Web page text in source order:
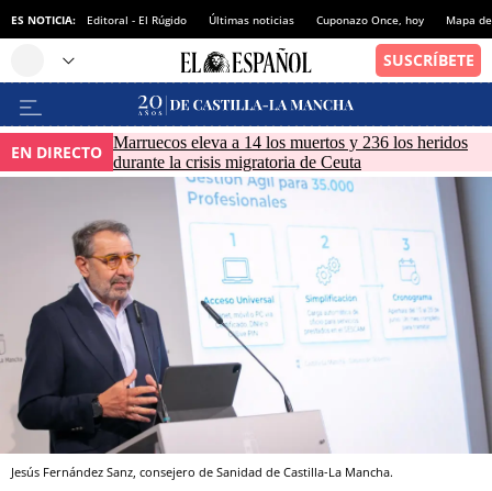
ES NOTICIA: Editoral - El Rúgido Últimas noticias Cuponazo Once, hoy Mapa
EN DIRECTO Marruecos eleva a 14 los muertos y 236 los heridos
durante la crisis migratoria de Ceuta
Jesús Fernández Sanz, consejero de Sanidad de Castilla-La Mancha.